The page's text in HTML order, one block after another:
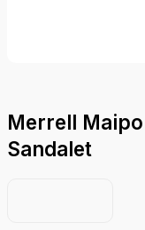
Merrell
Sandalet